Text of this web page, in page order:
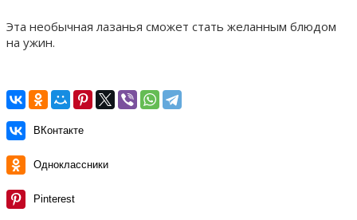
Эта необычная лазанья сможет стать желанным блюдом
на ужин.
ВКонтакте
Одноклассники
Pinterest